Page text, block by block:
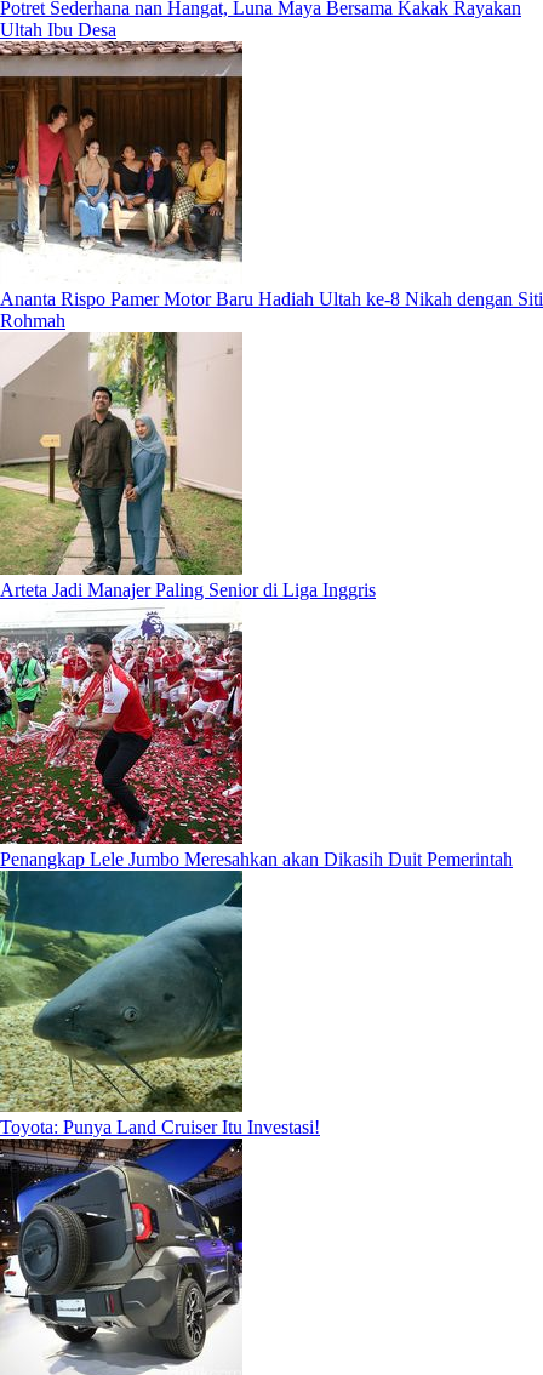
Potret Sederhana nan Hangat, Luna Maya Bersama Kakak Rayakan
Ultah Ibu Desa
Ananta Rispo Pamer Motor Baru Hadiah Ultah ke-8 Nikah dengan Siti
Rohmah
Arteta Jadi Manajer Paling Senior di Liga Inggris
Penangkap Lele Jumbo Meresahkan akan Dikasih Duit Pemerintah
Toyota: Punya Land Cruiser Itu Investasi!